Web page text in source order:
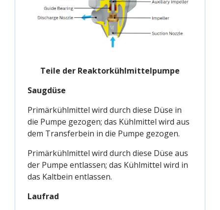
Teile der Reaktorkühlmittelpumpe
Saugdüse
Primärkühlmittel wird durch diese Düse in
die Pumpe gezogen; das Kühlmittel wird aus
dem Transferbein in die Pumpe gezogen.
Primärkühlmittel wird durch diese Düse aus
der Pumpe entlassen; das Kühlmittel wird in
das Kaltbein entlassen.
Laufrad